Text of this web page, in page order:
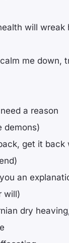
will wreak
me down,
a reason
demons)
get it back
an
will)
dry